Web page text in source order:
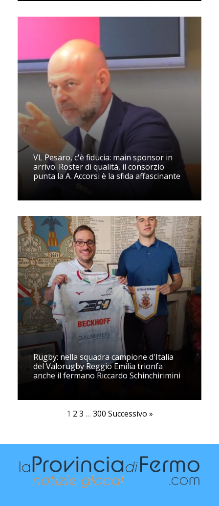
VL Pesaro, c'è fiducia: main sponsor in
arrivo. Roster di qualità, il consorzio
punta la A. Accorsi è la sfida affascinante
Rugby: nella squadra campione d'Italia
del Valorugby Reggio Emilia trionfa
anche il fermano Riccardo Schinchirimini
1 2 3 … 300 Successivo »